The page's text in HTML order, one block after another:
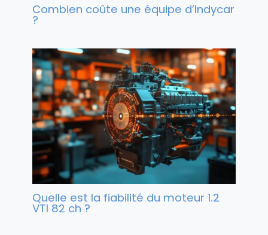
Combien coûte une équipe d’Indycar
?
Quelle est la fiabilité du moteur 1.2
VTI 82 ch ?